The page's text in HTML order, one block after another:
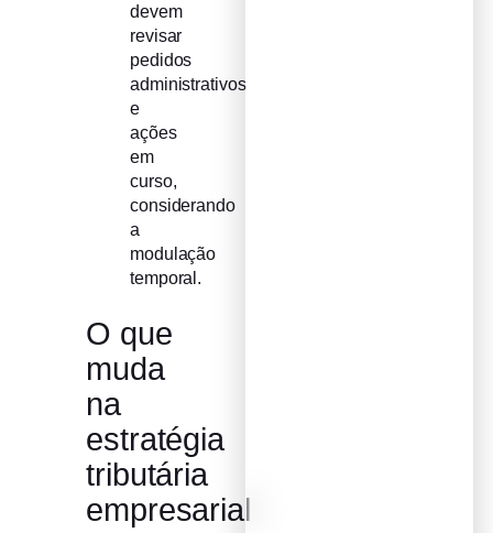
devem
revisar
pedidos
administrativos
e
ações
em
curso,
considerando
a
modulação
temporal.
O que
muda
na
estratégia
tributária
empresarial